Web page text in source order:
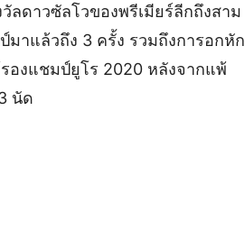
ลดาวซัลโวของพรีเมียร์ลีกถึงสาม
าแล้วถึง 3 ครั้ง รวมถึงการอกหัก
องแชมป์ยูโร 2020 หลังจากแพ้
นัด